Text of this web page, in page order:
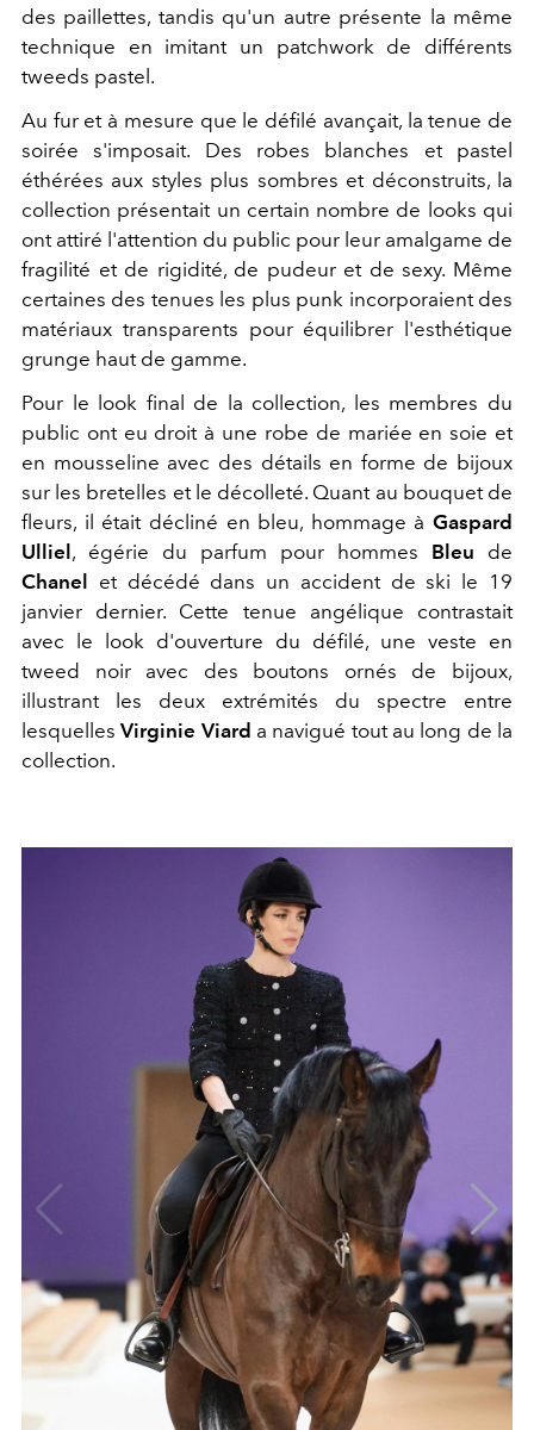
des paillettes, tandis qu'un autre présente la même
technique en imitant un patchwork de différents
tweeds pastel.
Au fur et à mesure que le défilé avançait, la tenue de
soirée s'imposait. Des robes blanches et pastel
éthérées aux styles plus sombres et déconstruits, la
collection présentait un certain nombre de looks qui
ont attiré l'attention du public pour leur amalgame de
fragilité et de rigidité, de pudeur et de sexy. Même
certaines des tenues les plus punk incorporaient des
matériaux transparents pour équilibrer l'esthétique
grunge haut de gamme.
Pour le look final de la collection, les membres du
public ont eu droit à une robe de mariée en soie et
en mousseline avec des détails en forme de bijoux
sur les bretelles et le décolleté. Quant au bouquet de
fleurs, il était décliné en bleu, hommage à Gaspard
Ulliel, égérie du parfum pour hommes Bleu de
Chanel et décédé dans un accident de ski le 19
janvier dernier. Cette tenue angélique contrastait
avec le look d'ouverture du défilé, une veste en
tweed noir avec des boutons ornés de bijoux,
illustrant les deux extrémités du spectre entre
lesquellesVirginie Viard a navigué tout au long de la
collection.